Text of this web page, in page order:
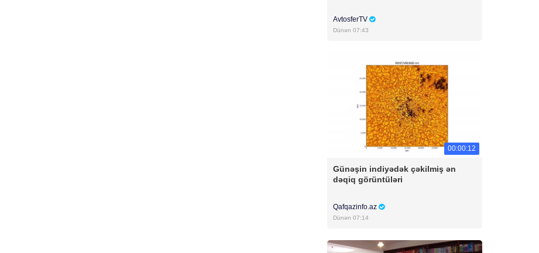
AvtosferTV
Dünən 07:43
00:00:12
Günəşin indiyədək çəkilmiş ən
dəqiq görüntüləri
Qafqazinfo.az
Dünən 07:14